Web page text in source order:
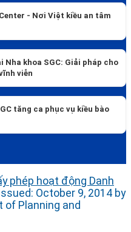
- Nơi Việt kiều an tâm
khoa SGC: Giải pháp cho
viễn
tăng ca phục vụ kiều bào
phép hoạt động Danh
October 9, 2014 by
of Planning and